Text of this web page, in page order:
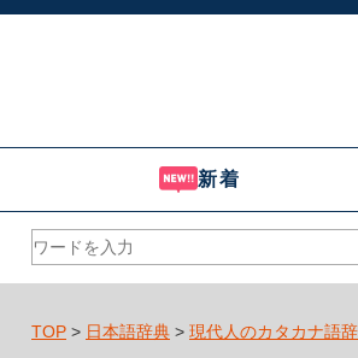
新着
TOP > 日本語辞典 > 現代人のカタカナ語